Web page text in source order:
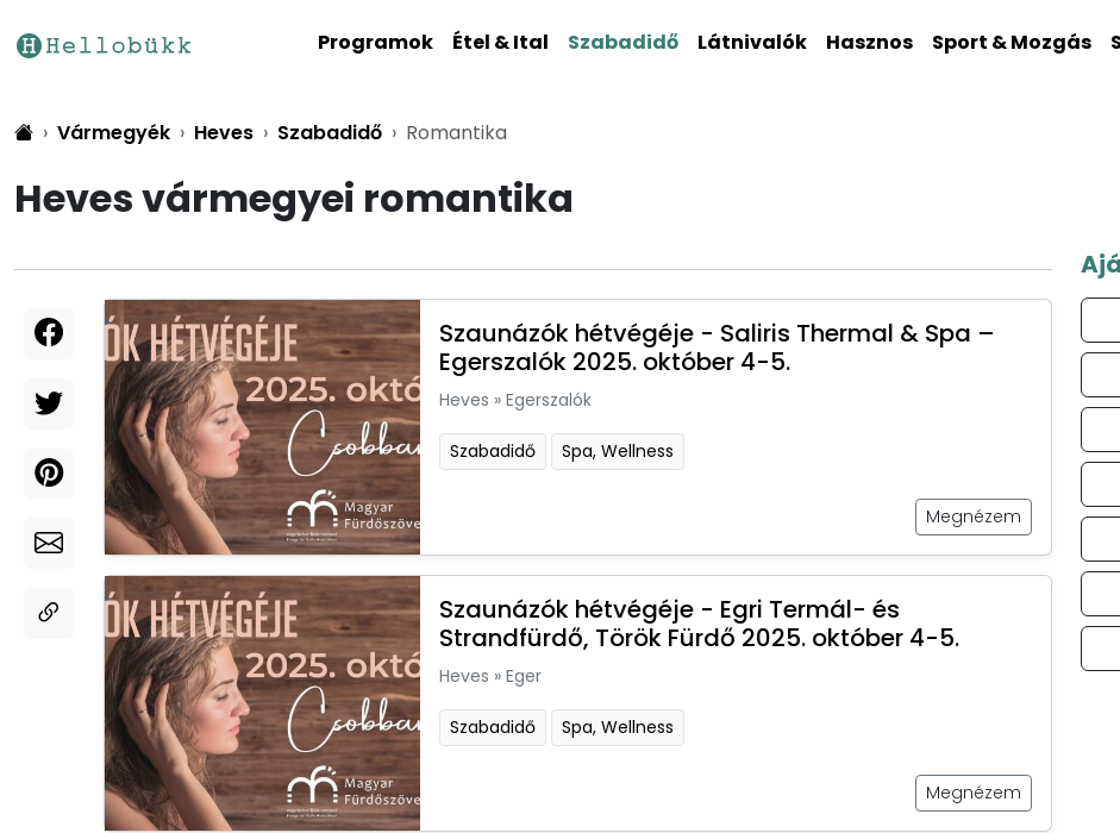
Programok Étel & Ital Szabadidő Látnivalók Hasznos Sport & Mozgás
Vármegyék Heves Szabadidő Romantika
Heves vármegyei romantika
Szaunázók hétvégéje - Saliris Thermal & Spa –
Egerszalók 2025. október 4-5.
Heves » Egerszalók
Szabadidő Spa, Wellness
Megnézem
Szaunázók hétvégéje - Egri Termál- és
Strandfürdő, Török Fürdő 2025. október 4-5.
Heves » Eger
Szabadidő Spa, Wellness
Megnézem